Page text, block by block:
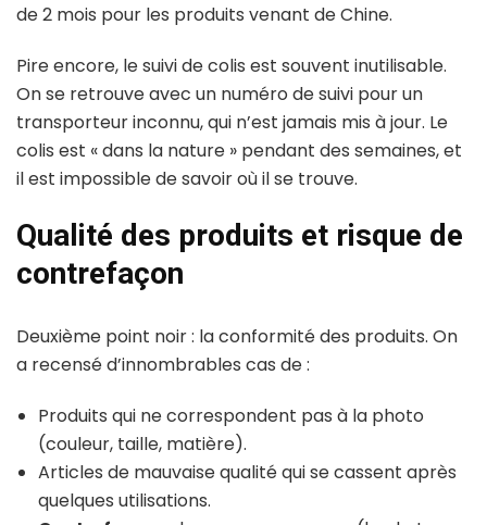
de 2 mois pour les produits venant de Chine.
Pire encore, le suivi de colis est souvent inutilisable.
On se retrouve avec un numéro de suivi pour un
transporteur inconnu, qui n’est jamais mis à jour. Le
colis est « dans la nature » pendant des semaines, et
il est impossible de savoir où il se trouve.
Qualité des produits et risque de
contrefaçon
Deuxième point noir : la conformité des produits. On
a recensé d’innombrables cas de :
Produits qui ne correspondent pas à la photo
(couleur, taille, matière).
Articles de mauvaise qualité qui se cassent après
quelques utilisations.